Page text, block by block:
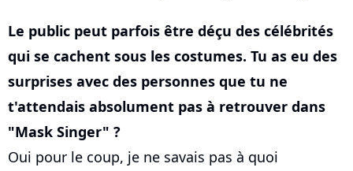
Le public peut parfois être déçu des célébrités
qui se cachent sous les costumes. Tu as eu des
surprises avec des personnes que tu ne
t'attendais absolument pas à retrouver dans
"Mask Singer" ?
Oui pour le coup, je ne savais pas à quoi